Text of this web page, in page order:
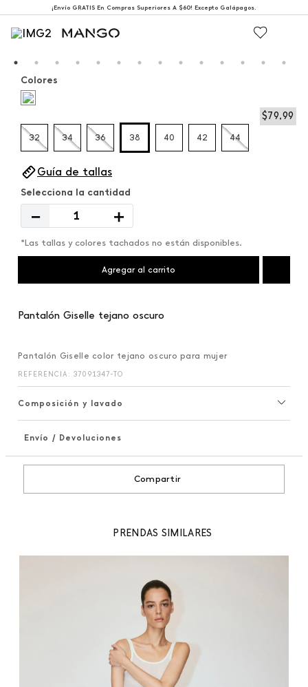
¡Envío GRATIS En Compras Superiores A $60! Excepto Galápagos.
$79,99
Colores
32 34 36 38 40 42 44
Guía de tallas
＋
－
*Las tallas y colores tachados no están disponibles.
Agregar al carrito
Pantalón Giselle tejano oscuro
Pantalón Giselle color tejano oscuro para mujer
REFERENCIA : 37091347-TO
Composición y lavado
Envío / Devoluciones
Compartir
PRENDAS SIMILARES